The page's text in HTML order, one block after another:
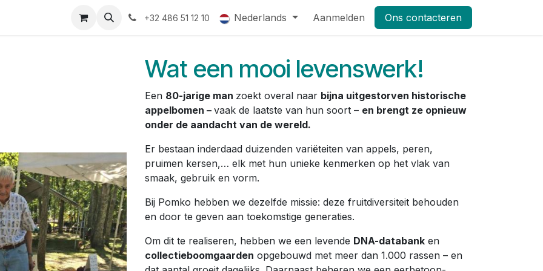
QR-labels Leifruit Subsidiedossiers Pers Shop Vacatures Masterclass Leifruit 2026_dag1
+32 486 51 12 10 Nederlands Aanmelden Ons contacteren
Wat een mooi levenswerk!
Een 80-jarige man zoekt overal naar bijna uitgestorven historische
appelbomen – vaak de laatste van hun soort – en brengt ze opnieuw
onder de aandacht van de wereld.
Er bestaan inderdaad duizenden variëteiten van appels, peren,
pruimen kersen,… elk met hun unieke kenmerken op het vlak van
smaak, gebruik en vorm.
Bij Pomko hebben we dezelfde missie: deze fruitdiversiteit behouden
en door te geven aan toekomstige generaties.
Om dit te realiseren, hebben we een levende DNA-databank en
collectieboomgaarden opgebouwd met meer dan 1.000 rassen – en